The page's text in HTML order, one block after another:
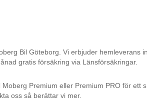
Adaptiv farthållare (ACC)
Light Assist helljus
Bil Göteborg. Vi erbjuder hemleverans
gratis försäkring via Länsförsäkringar.
Moberg Premium eller Premium PRO för ett
oss så berättar vi mer.